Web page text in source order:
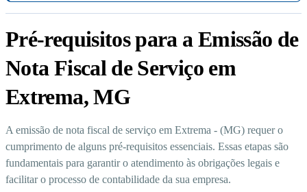
Pré-requisitos para a Emissão de
Nota Fiscal de Serviço em
Extrema, MG
A emissão de nota fiscal de serviço em Extrema - (MG) requer o
cumprimento de alguns pré-requisitos essenciais. Essas etapas são
fundamentais para garantir o atendimento às obrigações legais e
facilitar o processo de contabilidade da sua empresa.